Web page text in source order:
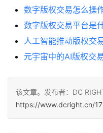
数字版权交易怎么操
数字版权交易平台是
人工智能推动版权交
元宇宙中的AI版权交
该文章。发布者：DC
https://www.dcright.cn/